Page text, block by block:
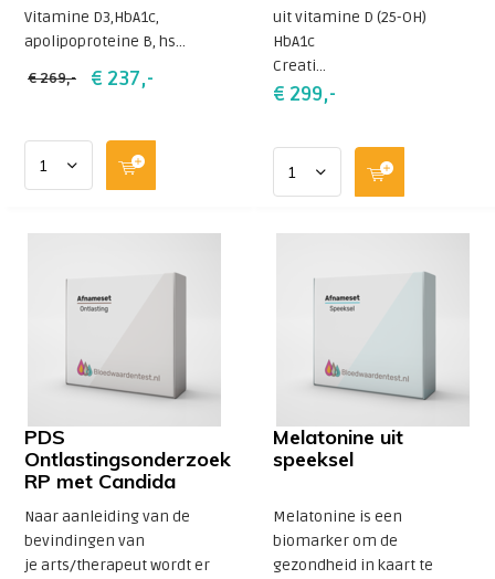
Vitamine D3,HbA1c,
apolipoproteine B, hs...
€ 269,- € 237,-
uit vitamine D (25-OH)
HbA1c
Creati...
€ 299,-
PDS
Ontlastingsonderzoek
RP met Candida
Naar aanleiding van de
bevindingen van
je arts/therapeut wordt er
Melatonine uit
speeksel
Melatonine is een
biomarker om de
gezondheid in kaart te